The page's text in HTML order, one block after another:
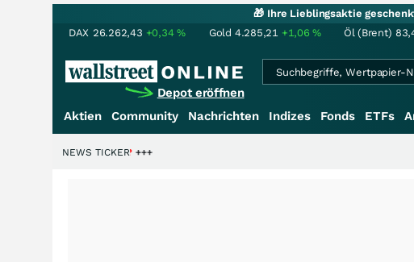
🎁 Ihre Lieblingsaktie
DAX 26.262,43 +0,34% Gold 4.285,21 +1,06% Öl (Brent)
Depot eröffnen
Aktien Community Nachrichten Indizes Fonds ETFs
+++
NEWS TICKER